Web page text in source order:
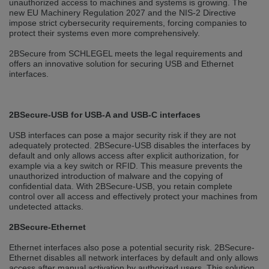
selected one. This website is also available in German. Would you like to
switch to the German version?
Switch to German version Stay on this version
Wir haben erkannt, dass ihr Browser eine andere Sprache als die derzeit
angezeigte bevorzugt. Diese Webseite ist auch auf Deutsch verfügbar.
selected one. This website is also available in Czech. Would you like to
switch to the Czech version?
Switch to Czech version Stay on this version
Zdá se, že Váš prohlížeč je v jiném jazyce, než jaký je momentálně používán.
Tato stránka je k dispozici i v češtině. Chcete přepnout na českou verzi?
Váš prohlížeč se zdá být v jiném jazyce, než je právě používaný jazyk. Tato
stránka je také k dispozici v němčině. Přejete si přejít na německou verzi?
unauthorized access to machines and systems is growing. The
new EU Machinery Regulation 2027 and the NIS-2 Directive
impose strict cybersecurity requirements, forcing companies to
protect their systems even more comprehensively.
2BSecure from SCHLEGEL meets the legal requirements and
offers an innovative solution for securing USB and Ethernet
interfaces.
2BSecure-USB for USB-A and USB-C interfaces
USB interfaces can pose a major security risk if they are not
adequately protected. 2BSecure-USB disables the interfaces by
default and only allows access after explicit authorization, for
example via a key switch or RFID. This measure prevents the
unauthorized introduction of malware and the copying of
confidential data. With 2BSecure-USB, you retain complete
control over all access and effectively protect your machines from
undetected attacks.
2BSecure-Ethernet
Ethernet interfaces also pose a potential security risk. 2BSecure-
Ethernet disables all network interfaces by default and only allows